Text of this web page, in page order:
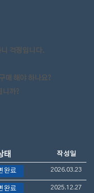
걱정입니다.
매 해야 하나요?
니까?
태 작성일
완료 2026.03.23
완료 2025.12.27